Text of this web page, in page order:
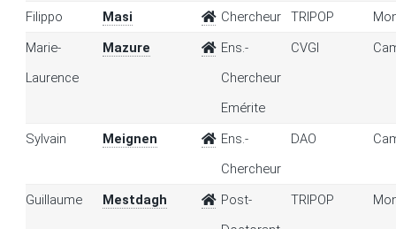
Filippo Masi Chercheur TRIPOP
Marie-
Laurence
Mazure
Ens.-
Chercheur
Emérite
CVGI
Sylvain Meignen
Ens.-
Chercheur
DAO
Guillaume Mestdagh
Post-
TRIPOP